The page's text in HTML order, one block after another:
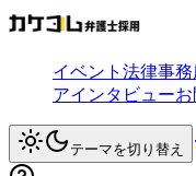
イベント 法律事務
アインタビュー
テーマを切り替え